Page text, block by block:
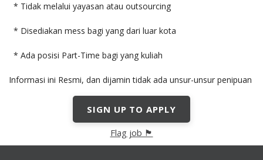
* Tidak melalui yayasan atau outsourcing
* Disediakan mess bagi yang dari luar kota
* Ada posisi Part-Time bagi yang kuliah
Informasi ini Resmi, dan dijamin tidak ada unsur-unsur penipuan
SIGN UP TO APPLY
Flag job 🏴